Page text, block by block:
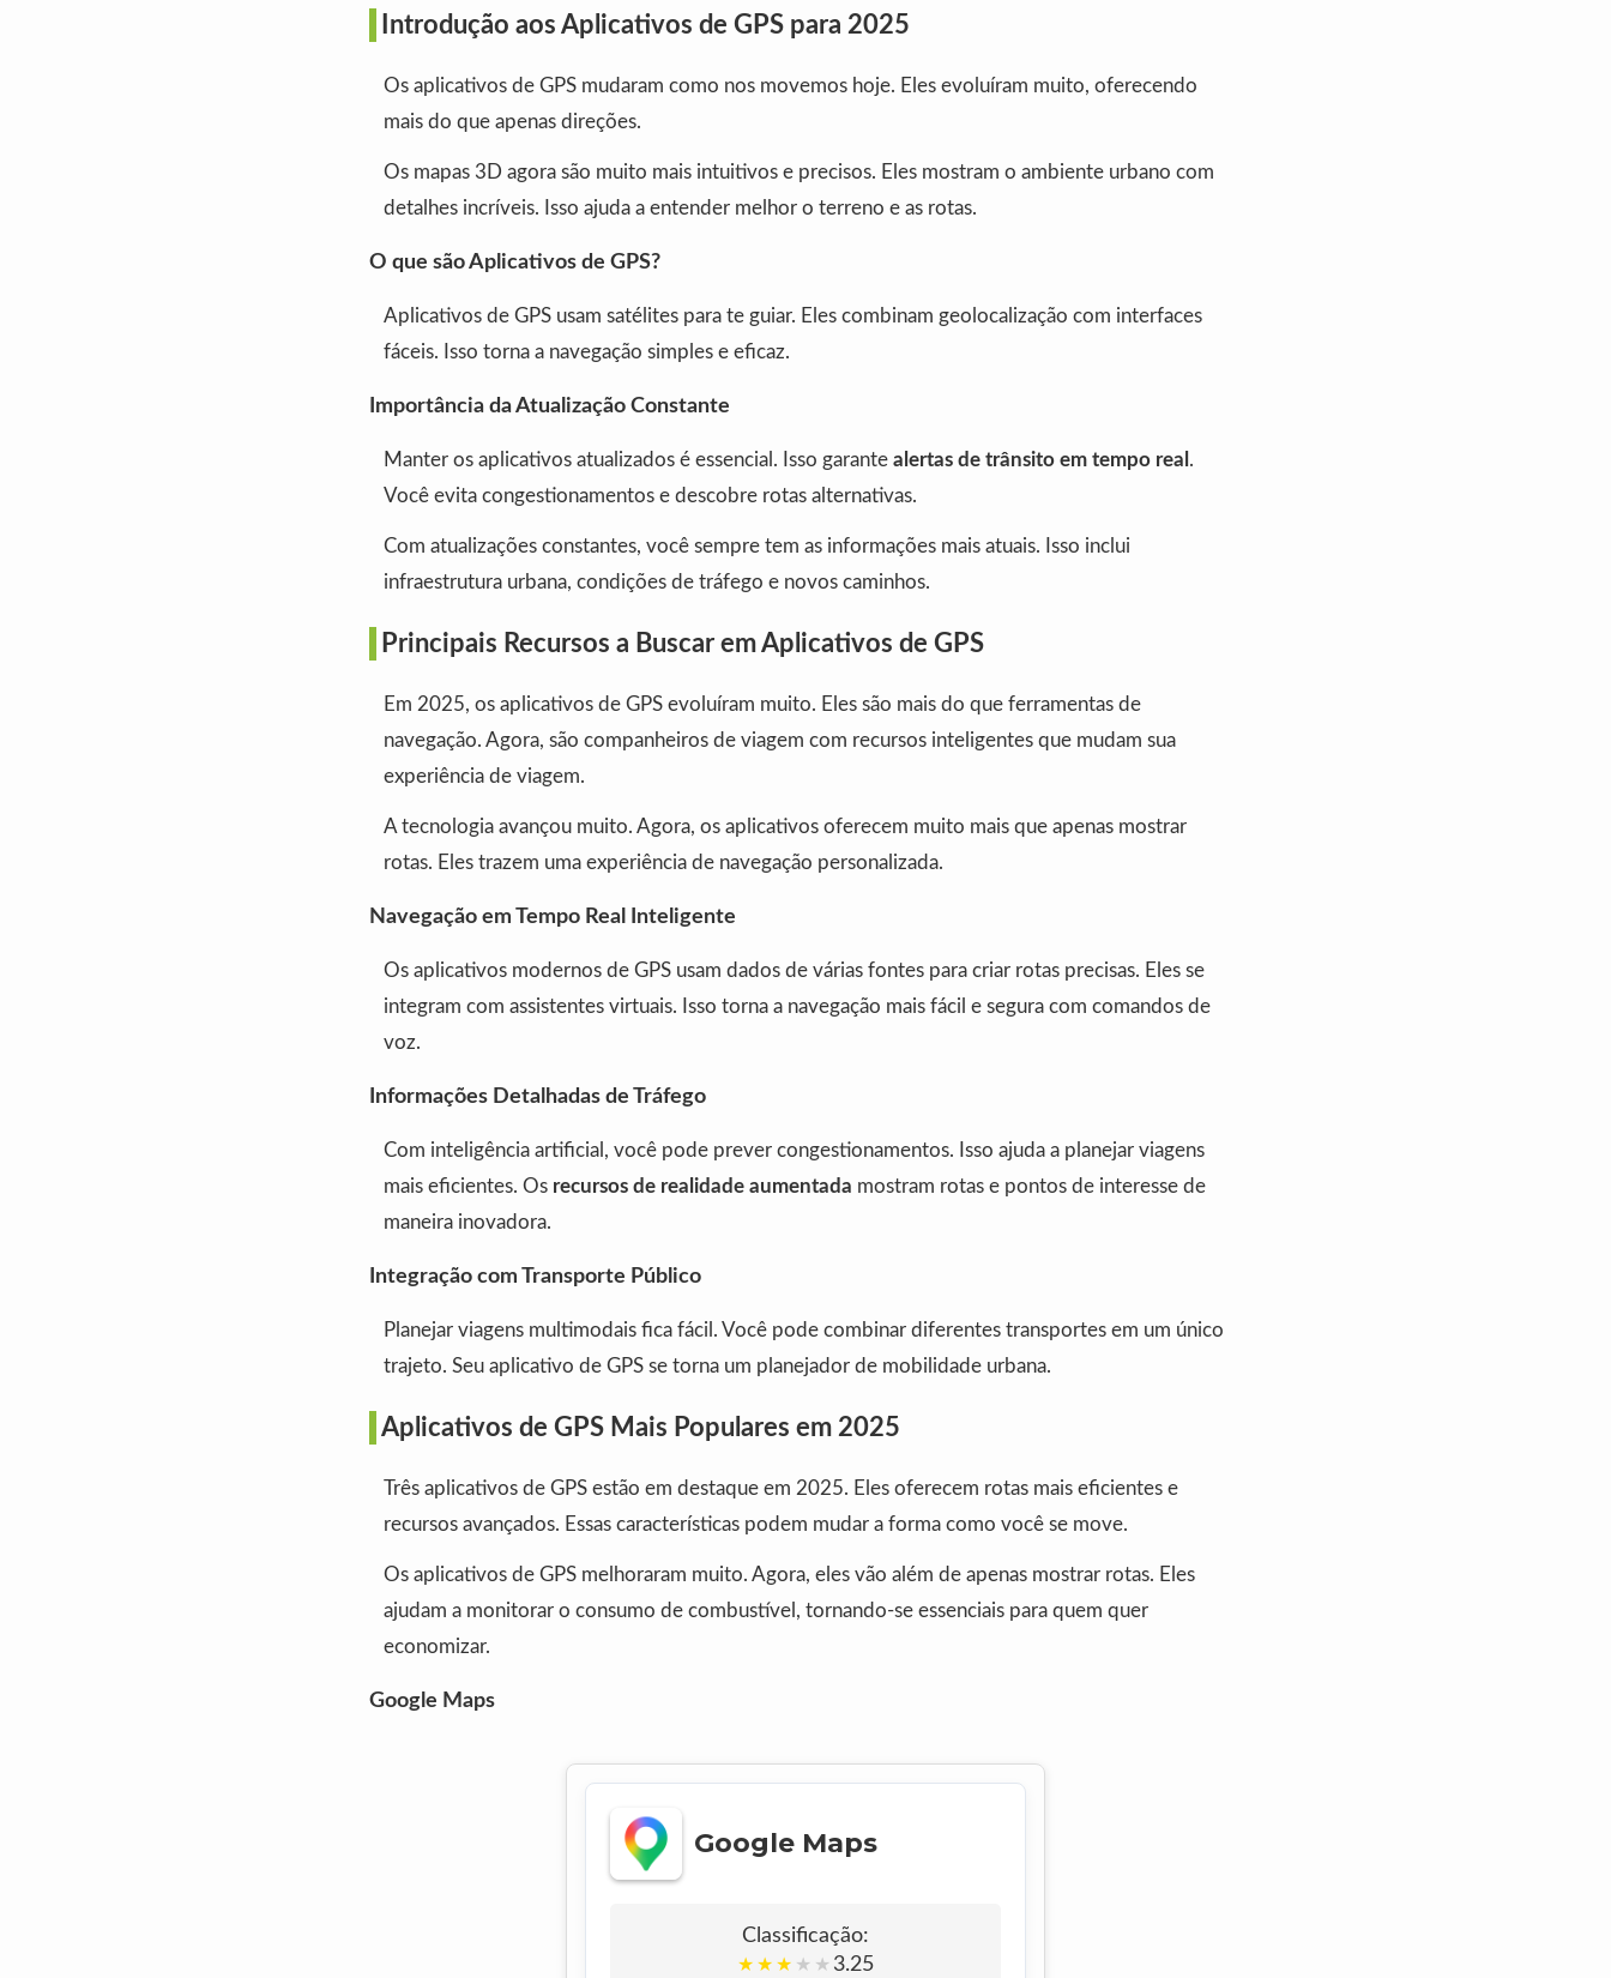
Introdução aos Aplicativos de GPS para 2025
Os aplicativos de GPS mudaram como nos movemos hoje. Eles evoluíram muito, oferecendo
mais do que apenas direções.
Os mapas 3D agora são muito mais intuitivos e precisos. Eles mostram o ambiente urbano com
detalhes incríveis. Isso ajuda a entender melhor o terreno e as rotas.
O que são Aplicativos de GPS?
Aplicativos de GPS usam satélites para te guiar. Eles combinam geolocalização com interfaces
fáceis. Isso torna a navegação simples e eficaz.
Importância da Atualização Constante
Manter os aplicativos atualizados é essencial. Isso garante alertas de trânsito em tempo real .
Você evita congestionamentos e descobre rotas alternativas.
Com atualizações constantes, você sempre tem as informações mais atuais. Isso inclui
infraestrutura urbana, condições de tráfego e novos caminhos.
Principais Recursos a Buscar em Aplicativos de GPS
Em 2025, os aplicativos de GPS evoluíram muito. Eles são mais do que ferramentas de
navegação. Agora, são companheiros de viagem com recursos inteligentes que mudam sua
experiência de viagem.
A tecnologia avançou muito. Agora, os aplicativos oferecem muito mais que apenas mostrar
rotas. Eles trazem uma experiência de navegação personalizada.
Navegação em Tempo Real Inteligente
Os aplicativos modernos de GPS usam dados de várias fontes para criar rotas precisas. Eles se
integram com assistentes virtuais. Isso torna a navegação mais fácil e segura com comandos de
voz.
Informações Detalhadas de Tráfego
Com inteligência artificial, você pode prever congestionamentos. Isso ajuda a planejar viagens
mais eficientes. Os recursos de realidade aumentada mostram rotas e pontos de interesse de
maneira inovadora.
Integração com Transporte Público
Planejar viagens multimodais fica fácil. Você pode combinar diferentes transportes em um único
trajeto. Seu aplicativo de GPS se torna um planejador de mobilidade urbana.
Aplicativos de GPS Mais Populares em 2025
Três aplicativos de GPS estão em destaque em 2025. Eles oferecem rotas mais eficientes e
recursos avançados. Essas características podem mudar a forma como você se move.
Os aplicativos de GPS melhoraram muito. Agora, eles vão além de apenas mostrar rotas. Eles
ajudam a monitorar o consumo de combustível, tornando-se essenciais para quem quer
economizar.
Google Maps
Google Maps
Classificação:
★ ★ ★ ★ ★ 3.25